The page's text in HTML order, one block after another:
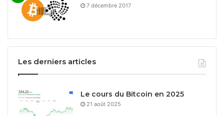
7 décembre 2017
Les derniers articles
Le cours du Bitcoin en 2025
21 août 2025